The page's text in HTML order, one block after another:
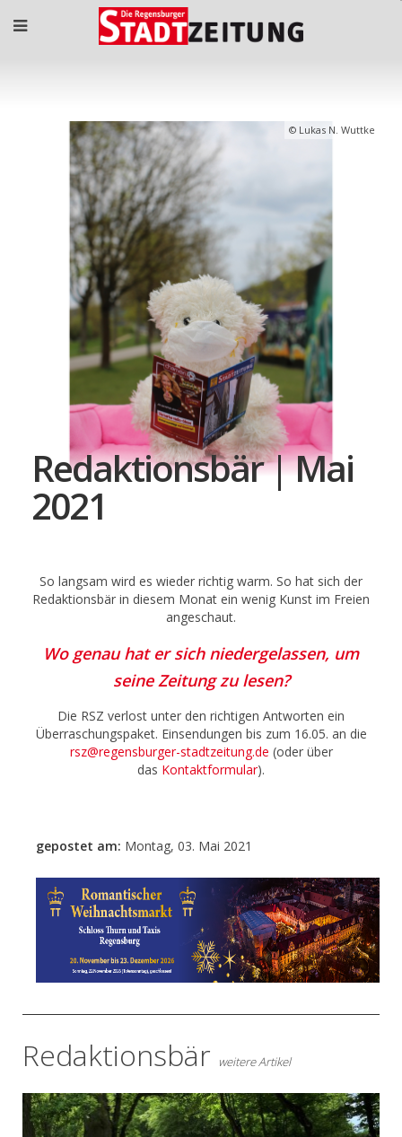
Lukas N. Wuttke
Redaktionsbär | Mai
2021
So langsam wird es wieder richtig warm. So hat sich der
Redaktionsbär in diesem Monat ein wenig Kunst im Freien
angeschaut.
Wo genau hat er sich niedergelassen, um
seine Zeitung zu lesen?
Die RSZ verlost unter den richtigen Antworten ein
Überraschungspaket. Einsendungen bis zum 16.05. an die
rsz@regensburger-stadtzeitung.de (oder über
das Kontaktformular).
gepostet am: Montag, 03. Mai 2021
- Anzeige -
Redaktionsbär weitere Artikel